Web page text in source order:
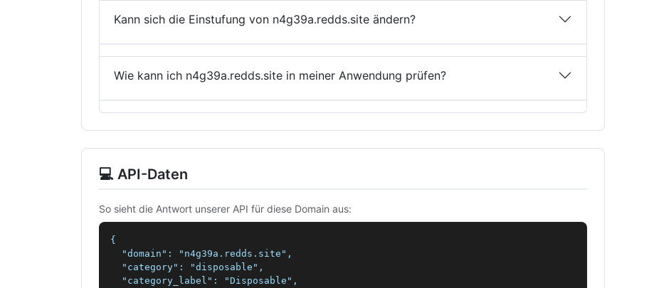
Kann sich die Einstufung von n4g39a.redds.site ändern?
Wie kann ich n4g39a.redds.site in meiner Anwendung prüfen?
💻 API-Daten
So sieht die Antwort unserer API für diese Domain aus:
{
  "domain": "n4g39a.redds.site",
  "category": "disposable",
  "category_label": "Disposable",